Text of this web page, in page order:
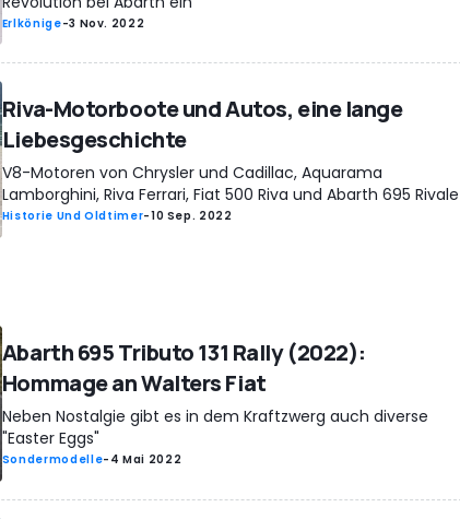
Erlkönige-3 Nov. 2022
Riva-Motorboote und Autos, eine lange
Liebesgeschichte
V8-Motoren von Chrysler und Cadillac, Aquarama
Lamborghini, Riva Ferrari, Fiat 500 Riva und Abarth 695 Rivale
Historie Und Oldtimer-10 Sep. 2022
Abarth 695 Tributo 131 Rally (2022):
Hommage an Walters Fiat
Neben Nostalgie gibt es in dem Kraftzwerg auch diverse
"Easter Eggs"
Sondermodelle- 4 Mai 2022